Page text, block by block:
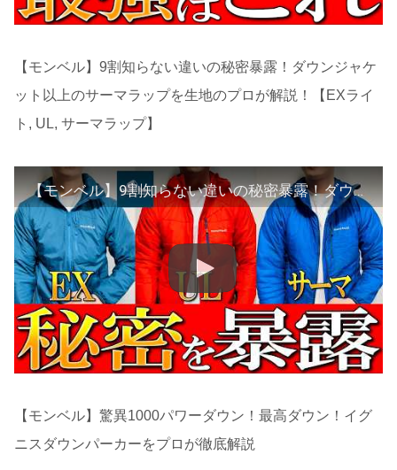
【モンベル】9割知らない違いの秘密暴露！ダウンジャケ
ット以上のサーマラップを生地のプロが解説！【EXライ
ト, UL, サーマラップ】
【モンベル】9割知らない違いの秘密暴露！ダウンジャケット以上のサーマラップを生地のプロが解説！【EXライト, UL, サーマラップ】
【モンベル】驚異1000パワーダウン！最高ダウン！イグ
ニスダウンパーカーをプロが徹底解説